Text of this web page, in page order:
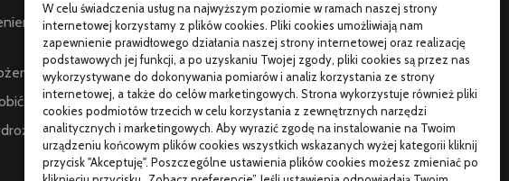
W celu świadczenia usług na najwyższym poziomie w ramach naszej strony
internetowej korzystamy z plików cookies. Pliki cookies umożliwiają nam
zapewnienie prawidłowego działania naszej strony internetowej oraz realizację
podstawowych jej funkcji, a po uzyskaniu Twojej zgody, pliki cookies są przez nas
wykorzystywane do dokonywania pomiarów i analiz korzystania ze strony
internetowej, a także do celów marketingowych. Strona wykorzystuje również pliki
cookies podmiotów trzecich w celu korzystania z zewnętrznych narzędzi
analitycznych i marketingowych. Aby wyrazić zgodę na instalowanie na Twoim
urządzeniu końcowym plików cookies wszystkich wskazanych wyżej kategorii kliknij
przycisk "Akceptuję". Poszczególne ustawienia plików cookies możesz zmieniać po
Gorąca oraz poetyczna Hiszpania z kamperem – gdzie
pojechać na wczasy z bliskimi?
Czemu warto wybierać śruby z ocynkiem
Właściwe domy z drewna jak budować w solidny
sposób